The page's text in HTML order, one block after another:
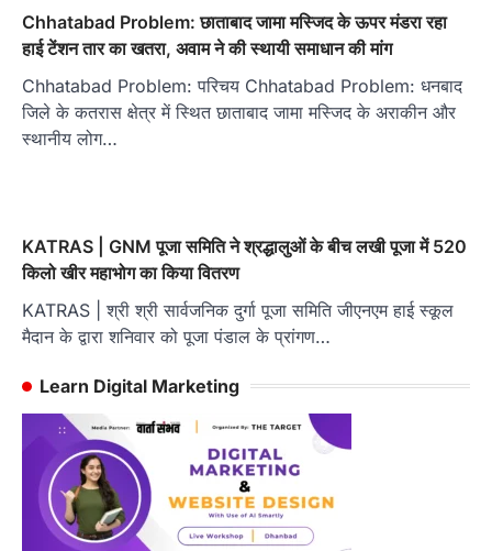
Chhatabad Problem: छाताबाद जामा मस्जिद के ऊपर मंडरा रहा
हाई टेंशन तार का खतरा, अवाम ने की स्थायी समाधान की मांग
Chhatabad Problem: परिचय Chhatabad Problem: धनबाद
जिले के कतरास क्षेत्र में स्थित छाताबाद जामा मस्जिद के अराकीन और
स्थानीय लोग…
KATRAS | GNM पूजा समिति ने श्रद्धालुओं के बीच लखी पूजा में 520
किलो खीर महाभोग का किया वितरण
KATRAS | श्री श्री सार्वजनिक दुर्गा पूजा समिति जीएनएम हाई स्कूल
मैदान के द्वारा शनिवार को पूजा पंडाल के प्रांगण…
Learn Digital Marketing